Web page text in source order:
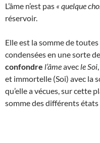
L’âme n’est pas « quelque
réservoir.
Elle est la somme de
condensées en une sorte
confondre l’âmeavec le Soi
et immortelle (Soi) avec la
qu’elle a vécues, sur cette
somme des différents états